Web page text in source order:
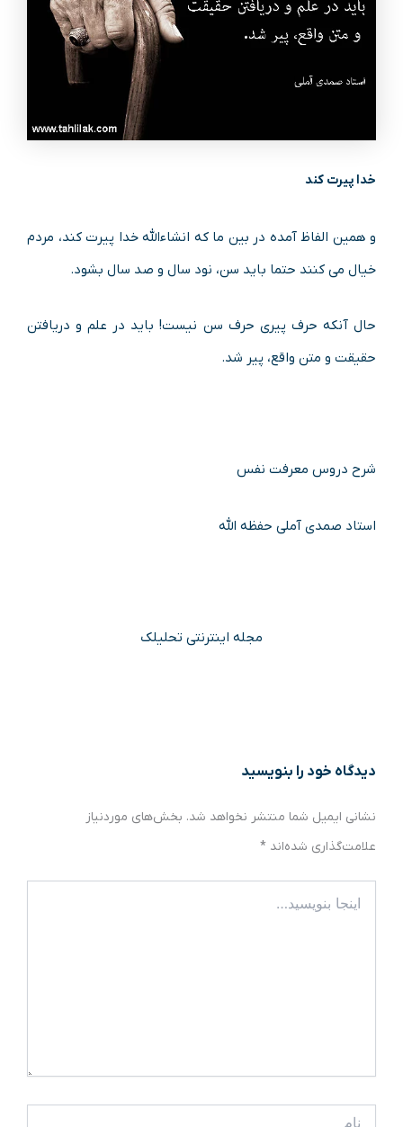
خدا پیرت کند
و همین الفاظ آمده در بین ما که انشاءالله خدا پیرت کند، مردم
خیال می کنند حتما باید سن، نود سال و صد سال بشود.
حال آنکه حرف پیری حرف سن نیست! باید در علم و دریافتن
حقیقت و متن واقع، پیر شد.
شرح دروس معرفت نفس
استاد صمدی آملی حفظه الله
مجله اینترنتی تحلیلک
دیدگاه‌ خود را بنویسید
نشانی ایمیل شما منتشر نخواهد شد. بخش‌های موردنیاز
علامت‌گذاری شده‌اند *
بنویسید…